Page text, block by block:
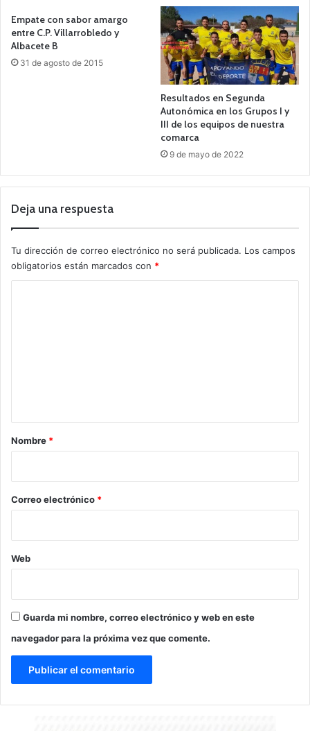
Empate con sabor amargo
entre C.P. Villarrobledo y
Albacete B
31 de agosto de 2015
Resultados en Segunda
Autonómica en los Grupos I y
III de los equipos de nuestra
comarca
9 de mayo de 2022
Deja una respuesta
Tu dirección de correo electrónico no será publicada. Los campos
obligatorios están marcados con *
r
*
Nombre *
Correo electrónico *
Web
Guarda mi nombre, correo electrónico y web en este
navegador para la próxima vez que comente.